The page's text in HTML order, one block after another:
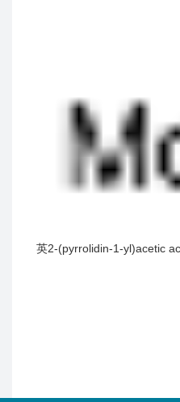
英2-(pyrrolidin-1-yl)acetic